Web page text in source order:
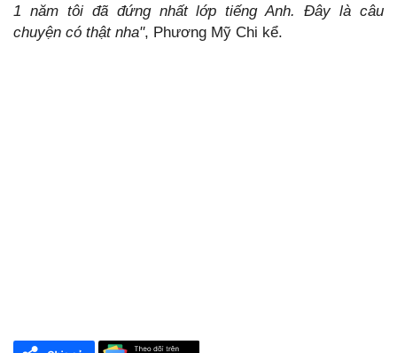
1 năm tôi đã đứng nhất lớp tiếng Anh. Đây là câu
chuyện có thật nha", Phương Mỹ Chi kể.